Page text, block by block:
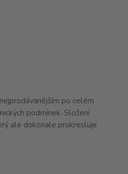
po celém
podmínek. Složení
ale dokonale prokresluje